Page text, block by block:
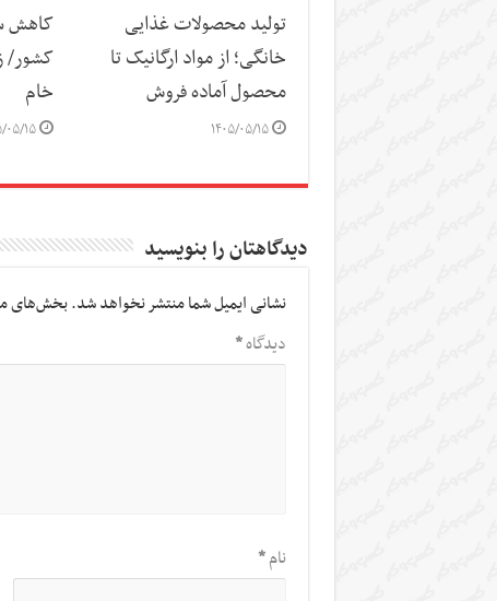
تولید محصولات غذایی
خانگی؛ از مواد ارگانیک تا
محصول آماده فروش
۱۴۰۵/۰۵/۱۵
کاهش
کشور/
خام
۱۴۰۵/
دیدگاهتان را بنویسید
نشانی ایمیل شما منتشر نخواهد شد.بخش‌های
دیدگاه*
نام*